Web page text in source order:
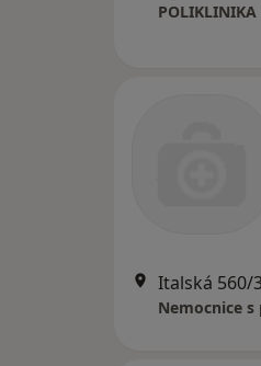
Italská 560/
Nemocnice